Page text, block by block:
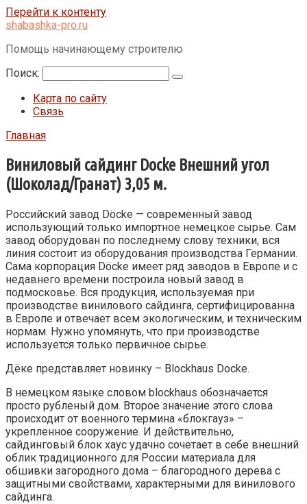
Перейти к контенту
shabashka-pro.ru
Помощь начинающему строителю
Поиск:
Карта по сайту
Связь
Главная
Виниловый сайдинг Docke Внешний угол
(Шоколад/Гранат) 3,05 м.
Российский завод Döcke — современный завод
использующий только импортное немецкое сырье. Сам
завод оборудован по последнему слову техники, вся
линия состоит из оборудования производства Германии.
Сама корпорация Döcke имеет ряд заводов в Европе и с
недавнего времени построила новый завод в
подмосковье. Вся продукция, используемая при
производстве винилового сайдинга, сертифицированна
в Европе и отвечает всем экологическим, и техническим
нормам. Нужно упомянуть, что при производстве
используется только первичное сырье.
Дёке представляет новинку – Blockhaus Docke.
В немецком языке словом blockhaus обозначается
просто рубленый дом. Второе значение этого слова
происходит от военного термина «блокгауз» –
укрепленное сооружение. И действительно,
сайдинговый блок хаус удачно сочетает в себе внешний
облик традиционного для России материала для
обшивки загородного дома – благородного дерева с
защитными свойствами, характерными для винилового
сайдинга.